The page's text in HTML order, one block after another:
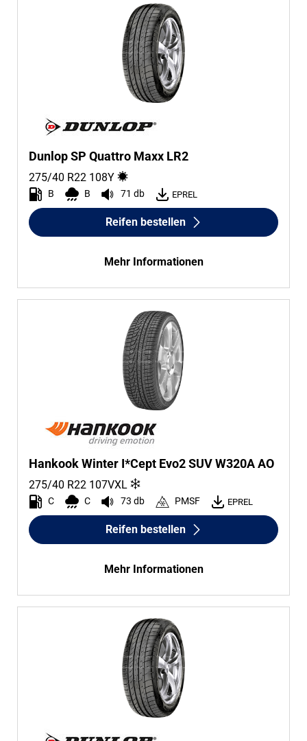
Dunlop SP Quattro Maxx LR2
275/40 R22 108Y
B B 71 db EPREL
Reifen bestellen
Mehr Informationen
Hankook Winter I*Cept Evo2 SUV W320A AO
275/40 R22 107VXL
C C 73 db PMSF EPREL
Reifen bestellen
Mehr Informationen